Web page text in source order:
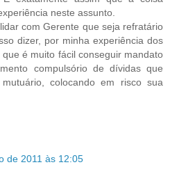
neste assunto.
com Gerente que seja refratário
dizer, por minha experiência dos
é muito fácil conseguir mandato
compulsório de dívidas que
colocando em risco sua
de 2011 às 12:05